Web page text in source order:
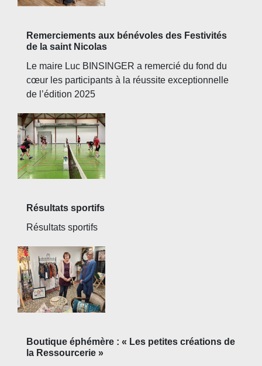
Remerciements aux bénévoles des Festivités
de la saint Nicolas
Le maire Luc BINSINGER a remercié du fond du
cœur les participants à la réussite exceptionnelle
de l’édition 2025
Résultats sportifs
Résultats sportifs
Boutique éphémère : « Les petites créations de
la Ressourcerie »